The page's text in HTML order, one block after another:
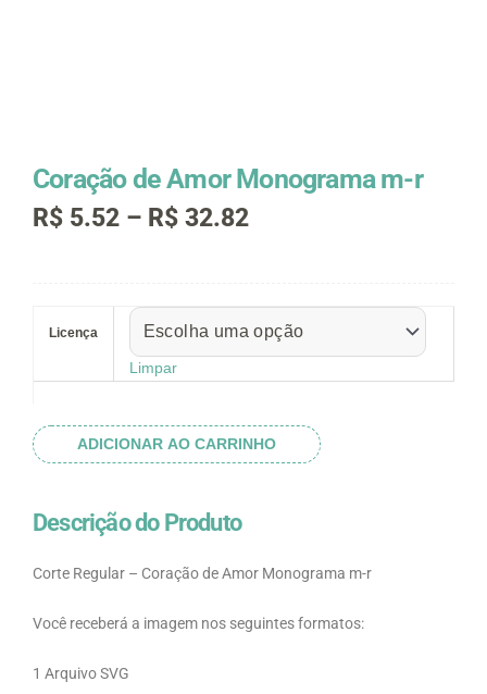
Coração de Amor Monograma m-r
R$ 5.52 – R$ 32.82Faixa
através
R$ 32.82
Licença
Limpar
Amor
quantidadeADICIONAR AO CARRINHO
Descrição do Produto
Corte Regular – Coração de Amor Monograma m-r
Você receberá a imagem nos seguintes formatos:
1 Arquivo SVG